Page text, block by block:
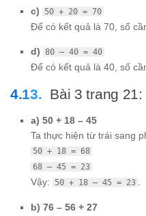
c) 50 + 20 = 70
Để có kết quả là 70, số
d) 80 – 40 = 40
Để có kết quả là 40, số
Bài 3 trang
a) 50 + 18 – 45
Ta thực hiện từ trái sang
50 + 18 = 68
68 – 45 = 23
Vậy: 50 + 18 – 45 = 23 .
b) 76 – 56 + 27